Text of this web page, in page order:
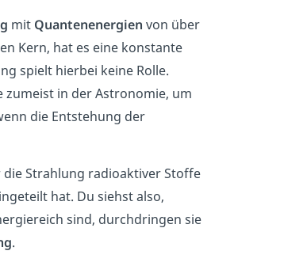
mit Quantenenergien von über
Kern, hat es eine konstante
spielt hierbei keine Rolle.
zumeist in der Astronomie, um
die Entstehung der
Strahlung radioaktiver Stoffe
hat. Du siehst also,
sind, durchdringen sie
.